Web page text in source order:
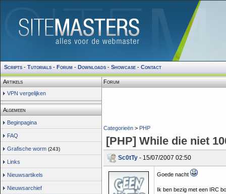
Scripts - Tutorials - Forum - Downloads - Showcase - Contact
Artikels
VPN vergelijken
Algemeen
Beginpagina
FAQ
Grafische worm (243)
Links
Nieuwsartikels
Nieuwsarchief
Forum
Categorieën > PHP
[PHP] While die niet
Sc0tTy - 15/07/2007 02:50
Goede nacht
Ik ben bezig met een IRC